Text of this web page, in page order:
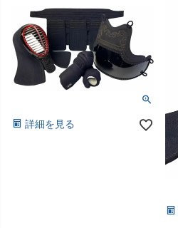
詳細を見る